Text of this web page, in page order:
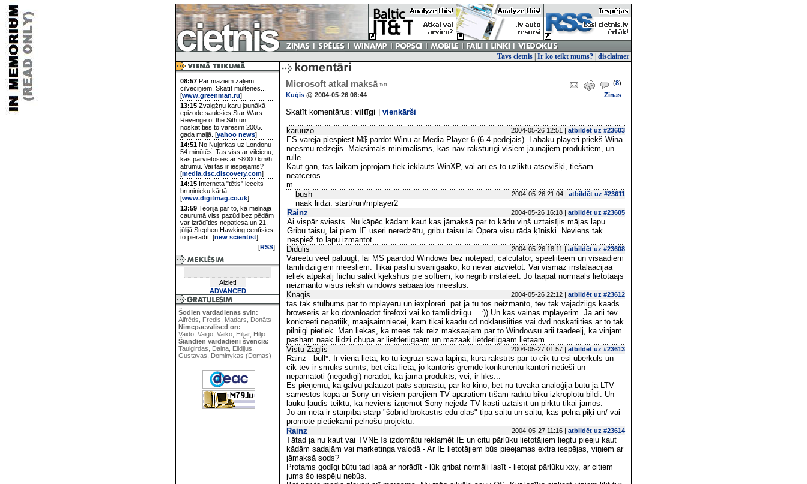
Tavs cietnis Ir ko teikt mums? disclaimer
08:57 Par maziem zaļiem
cilvēciņiem. Skatīt multenes...
[www.greenman.ru]
13:15 Zvaigžņu karu jaunākā
epizode sauksies Star Wars:
Revenge of the Sith un
noskatīties to varēsim 2005.
gada maijā. [yahoo news]
14:51 No Ņujorkas uz Londonu
54 minūtēs. Tas viss ar vilcienu,
kas pārvietosies ar ~8000 km/h
ātrumu. Vai tas ir iespējams?
[media.dsc.discovery.com]
14:15 Interneta "tētis" iecelts
bruņinieku kārtā.
[www.digitmag.co.uk]
13:59 Teorija par to, ka melnajā
caurumā viss pazūd bez pēdām
var izrādīties nepatiesa un 21.
jūlijā Stephen Hawking centīsies
to pierādīt. [new scientist]
[RSS]
ADVANCED
Šodien vardadienas svin:
Alfrēds, Fredis, Madars, Donāts
Nimepaevalised on:
Vaido, Vaigo, Vaiko, Hiljar, Hiljo
Šiandien vardadieni švencia:
Taulgirdas, Daina, Elidijus,
Gustavas, Dominykas (Domas)
Microsoft atkal maksā»» (8)
Kuģis @ 2004-05-26 08:44 Ziņas
Skatīt komentārus: viltīgi vienkārši
karuuzo 2004-05-26 12:51 | atbildēt uz #23603
ES varēja piespiest M$ pārdot Winu ar Media Player 6 (6.4 pēdējais). Labāku playeri priekš Wina
neesmu redzējis. Maksimāls minimālisms, kas nav raksturīgi visiem jaunajiem produktiem, un
rullē.
Kaut gan, tas laikam joprojām tiek iekļauts WinXP, vai arī es to uzliktu atsevišķi, tiešām
neatceros.
m
bush
2004-05-26 21:04 | atbildēt uz #23611
naak liidzi. start/run/mplayer2
Rainz
2004-05-26 16:18 | atbildēt uz #23605
Ai vispār sviests. Nu kāpēc kādam kaut kas jāmaksā par to kādu viņš uztaisījis mājas lapu.
Gribu taisu, lai piem IE useri neredzētu, gribu taisu lai Opera visu rāda ķīniski. Neviens tak
nespiež to lapu izmantot.
Didulis
2004-05-26 18:11 | atbildēt uz #23608
Vareetu veel paluugt, lai MS paardod Windows bez notepad, calculator, speeliiteem un visaadiem
tamliidziigiem meesliem. Tikai pashu svariigaako, ko nevar aizvietot. Vai vismaz instalaacijaa
ieliek atpakalj fiichu salikt kjekshus pie softiem, ko negrib instaleet. Jo taapat normaals lietotaajs
neizmanto visus ieksh windows sabaastos meeslus.
Knagis
2004-05-26 22:12 | atbildēt uz #23612
tas tak stulbums par to mplayeru un iexploreri. pat ja tu tos neizmanto, tev tak vajadziigs kaads
browseris ar ko downloadot firefoxi vai ko tamliidziigu... :)) Un kas vainas mplayerim. Ja arii tev
konkreeti nepatiik, maajsaimniecei, kam tikai kaadu cd noklausiities vai dvd noskatiities ar to tak
pilniigi pietiek. Man liekas, ka mees tak reiz maksaajam par to Windowsu arii taadeelj, ka vinjam
pasham naak liidzi chupa ar lietderiigaam un mazaak lietderiigaam lietaam...
Vistu Zaglis
2004-05-27 01:57 | atbildēt uz #23613
Rainz - bull*. Ir viena lieta, ko tu iegruzī savā lapiņā, kurā rakstīts par to cik tu esi ūberkūls un
cik tev ir smuks sunīts, bet cita lieta, jo kantoris gremdē konkurentu kantori netieši un
nepamatoti (negodīgi) norādot, ka jamā produkts, vei, ir līks...
Es pieņemu, ka galvu palauzot pats saprastu, par ko kino, bet nu tuvākā analoģija būtu ja LTV
samestos kopā ar Sony un visiem pārējiem TV aparātiem tīšām rādītu biku izkropļotu bildi. Un
lauku ļaudis teiktu, ka neviens izņemot Sony nejēdz TV kasti uztaisīt un pirktu tikai jamos.
Jo arī netā ir starpība starp "šobrīd brokastīs ēdu olas" tipa saitu un saitu, kas pelna piķi un/ vai
promotē pietiekami pelnošu projektu.
Rainz
2004-05-27 11:16 | atbildēt uz #23614
Tātad ja nu kaut vai TVNETs izdomātu reklamēt IE un citu pārlūku lietotājiem liegtu pieeju kaut
kādām sadaļām vai marketinga valodā - Ar IE lietotājiem būs pieejamas extra iespējas, viņiem ar
jāmaksā sods?
Protams godīgi būtu tad lapā ar norādīt - lūk gribat normāli lasīt - lietojat pārlūku xxy, ar citiem
jums šo iespēju nebūs.